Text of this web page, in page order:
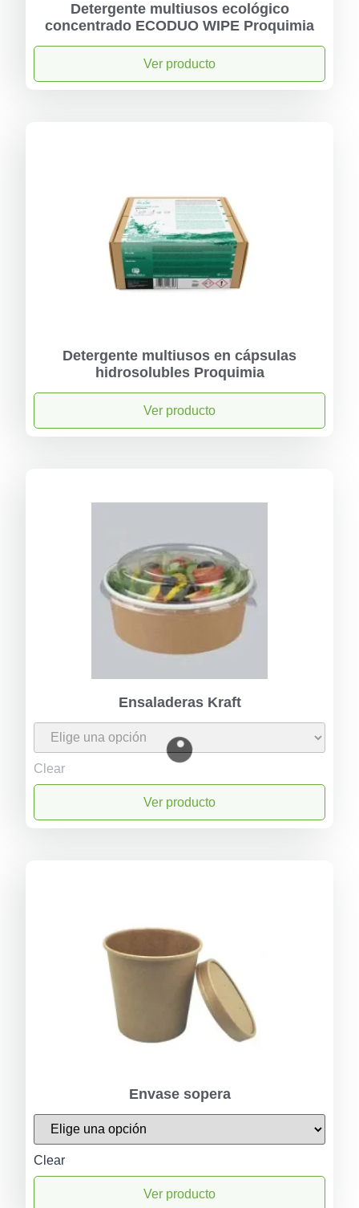
Detergente multiusos ecológico
concentrado ECODUO WIPE Proquimia
Ver producto
Detergente multiusos en cápsulas
hidrosolubles Proquimia
Ver producto
Ensaladeras Kraft
Clear
Ver producto
Envase sopera
Clear
Ver producto